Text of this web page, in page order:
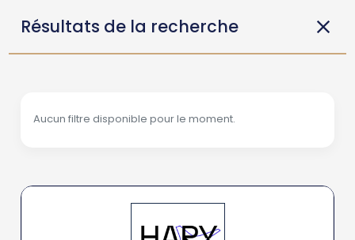
Résultats de la recherche
Aucun filtre disponible pour le moment.